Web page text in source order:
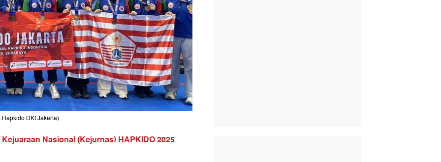
DKI Jakarta)
Kejuaraan Nasional (Kejurnas) HAPKIDO 2025.